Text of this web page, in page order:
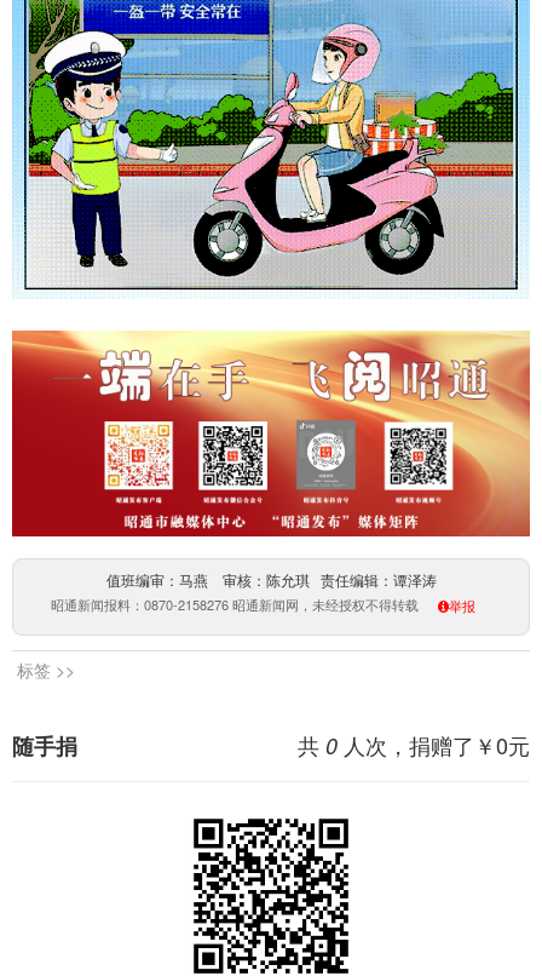
值班编审：马燕 审核：陈允琪 责任编辑：谭泽涛
昭通新闻报料：0870-2158276 昭通新闻网，未经授权不得转载 举报
标签 >>
共 0 人次，捐赠了￥0元
随手捐